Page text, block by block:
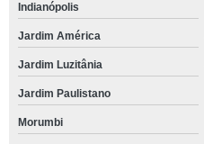
Indianópolis
Jardim América
Jardim Luzitânia
Jardim Paulistano
Morumbi